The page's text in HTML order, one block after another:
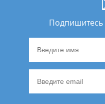
Подпишитесь